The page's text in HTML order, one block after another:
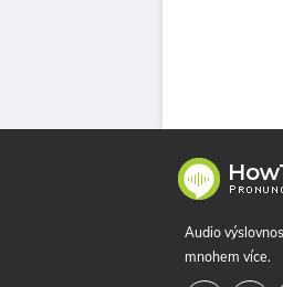
Audio
mnohem více.